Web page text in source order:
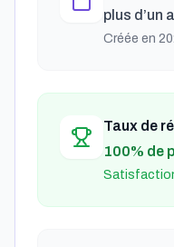
plus d’un
Créée en
Taux de
100% de